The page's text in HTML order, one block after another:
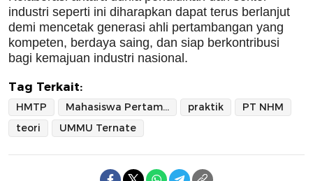
industri seperti ini diharapkan dapat terus berlanjut
demi mencetak generasi ahli pertambangan yang
kompeten, berdaya saing, dan siap berkontribusi
bagi kemajuan industri nasional.
Tag Terkait:
HMTP Mahasiswa Pertambangan praktik
PT NHM
teori
UMMU Ternate